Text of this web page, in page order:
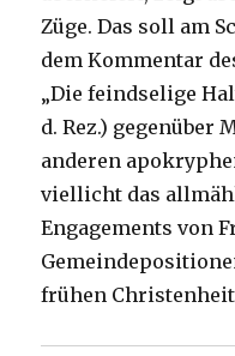
Züge. Das soll am
dem Kommentar
„Die feindselige
d. Rez.) gegenüber
anderen
viellicht das
Engagements von
frühen Christenheit